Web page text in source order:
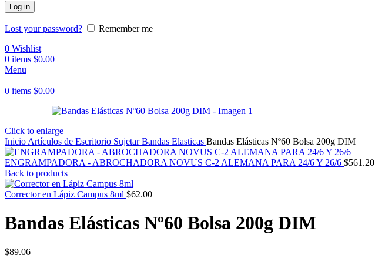
Log in
Lost your password?
Remember me
0 Wishlist
0 items $0.00
Menu
0 items $0.00
Click to enlarge
Inicio Artículos de Escritorio SujetarBandas Elasticas Bandas Elásticas Nº60 Bolsa 200g DIM
ENGRAMPADORA - ABROCHADORA NOVUS C-2 ALEMANA PARA 24/6 Y 26/6 $561.20
Back to products
Corrector en Lápiz Campus 8ml $62.00
Bandas Elásticas Nº60 Bolsa 200g DIM
$89.06